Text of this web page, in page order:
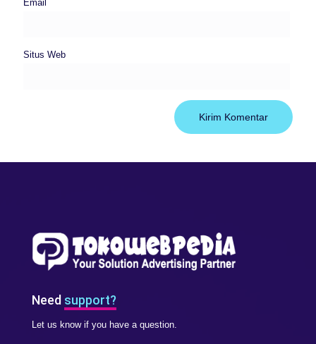
Email
Situs Web
Need support?
Let us know if you have a question.